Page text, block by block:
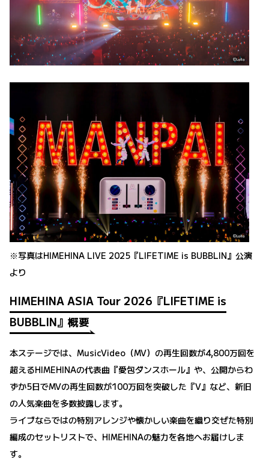
※写真はHIMEHINA LIVE 2025『LIFETIME is BUBBLIN』公演
より
HIMEHINA ASIA Tour 2026『LIFETIME is
BUBBLIN』概要
本ステージでは、MusicVideo（MV）の再生回数が4,800万回を
超えるHIMEHINAの代表曲『愛包ダンスホール』や、公開からわ
ずか5日でMVの再生回数が100万回を突破した『V』など、新旧
の人気楽曲を多数披露します。
ライブならではの特別アレンジや懐かしい楽曲を織り交ぜた特別
編成のセットリストで、HIMEHINAの魅力を各地へお届けしま
す。